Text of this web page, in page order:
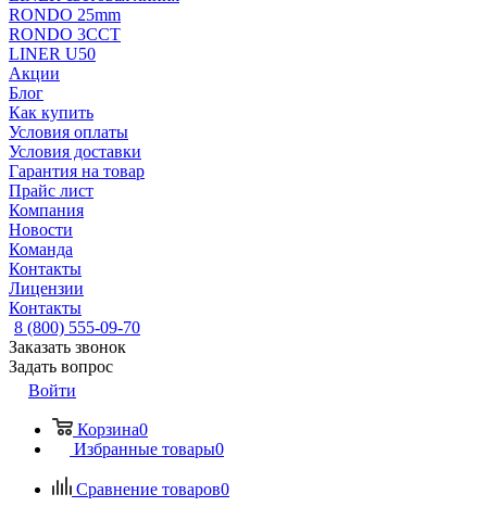
RONDO 25mm
RONDO 3CCT
LINER U50
Акции
Блог
Как купить
Условия оплаты
Условия доставки
Гарантия на товар
Прайс лист
Компания
Новости
Команда
Контакты
Лицензии
Контакты
8 (800) 555-09-70
Заказать звонок
Задать вопрос
Войти
Корзина0
Избранные товары0
Сравнение товаров0